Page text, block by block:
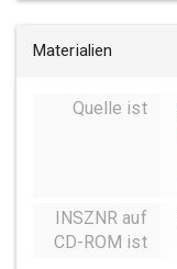
Materialien
Quelle ist
INSZNR auf
CD-ROM ist